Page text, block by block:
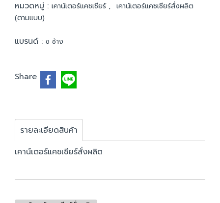
หมวดหมู่ : เคาน์เตอร์แคชเชียร์ , เคาน์เตอร์แคชเชียร์สั่งผลิต
(ตามแบบ)
แบรนด์ : ช ช้าง
Share
รายละเอียดสินค้า
เคาน์เตอร์แคชเชียร์สั่งผลิต